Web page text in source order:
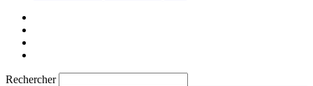
Rechercher